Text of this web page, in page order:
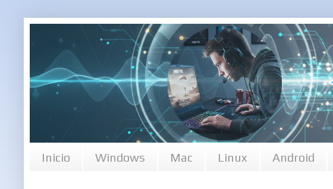
Inicio Windows Mac Linux Android